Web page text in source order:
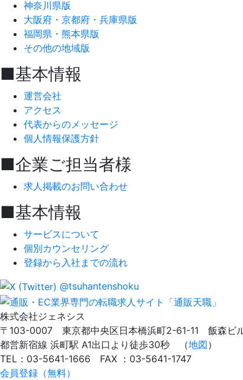
神奈川県版
大阪府・京都府・兵庫県版
福岡県・熊本県版
その他の地域版
■基本情報
運営会社
アクセス
代表からのメッセージ
個人情報保護方針
■企業ご担当者様
求人掲載のお問い合わせ
■基本情報
サービスについて
個別カウンセリング
登録から入社までの流れ
@tsuhantenshoku
株式会社ジェネシス
〒103-0007 東京都中央区日本橋浜町2-61-11 飯森ビ
都営新宿線 浜町駅 A1出口より徒歩30秒 （地図）
TEL：03-5641-1666 FAX ：03-5641-1747
会員登録（無料）